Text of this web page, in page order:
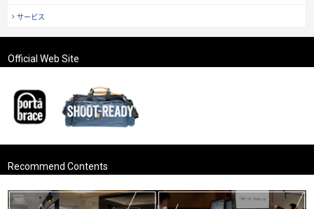
サービス
Official Web Site
Recommend Contents